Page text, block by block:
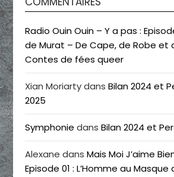
Radio Ouin Ouin – Y a pas :
de Murat – De Cape, de Robe et
Contes de fées queer
Xian MoriartydansBilan 2024 et
2025
Symphonie dansBilan 2024 et
Alexane dansMais Moi J’aime
Episode 01 : L’Homme au Masque